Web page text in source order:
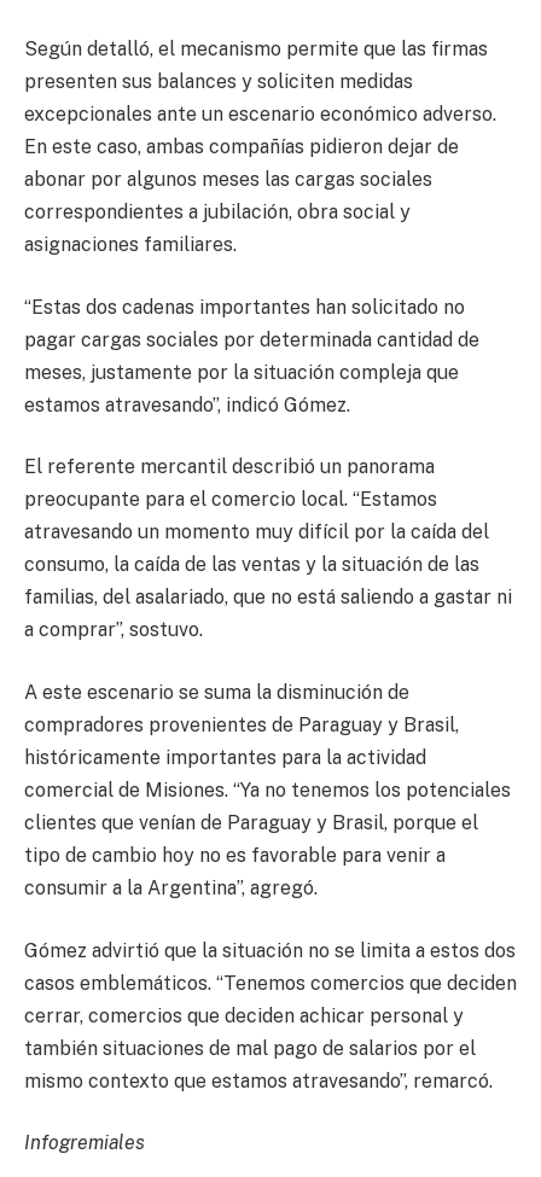
Según detalló, el mecanismo permite que las firmas
presenten sus balances y soliciten medidas
excepcionales ante un escenario económico adverso.
En este caso, ambas compañías pidieron dejar de
abonar por algunos meses las cargas sociales
correspondientes a jubilación, obra social y
asignaciones familiares.
“Estas dos cadenas importantes han solicitado no
pagar cargas sociales por determinada cantidad de
meses, justamente por la situación compleja que
estamos atravesando”, indicó Gómez.
El referente mercantil describió un panorama
preocupante para el comercio local. “Estamos
atravesando un momento muy difícil por la caída del
consumo, la caída de las ventas y la situación de las
familias, del asalariado, que no está saliendo a gastar ni
a comprar”, sostuvo.
A este escenario se suma la disminución de
compradores provenientes de Paraguay y Brasil,
históricamente importantes para la actividad
comercial de Misiones. “Ya no tenemos los potenciales
clientes que venían de Paraguay y Brasil, porque el
tipo de cambio hoy no es favorable para venir a
consumir a la Argentina”, agregó.
Gómez advirtió que la situación no se limita a estos dos
casos emblemáticos. “Tenemos comercios que deciden
cerrar, comercios que deciden achicar personal y
también situaciones de mal pago de salarios por el
mismo contexto que estamos atravesando”, remarcó.
Infogremiales